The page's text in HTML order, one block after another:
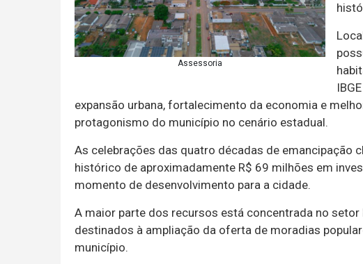
Assessoria
expansão urbana, fortalecimento da economia e
protagonismo do município no cenário estadual.
As celebrações das quatro décadas de emancipação
histórico de aproximadamente R$ 69 milhões em
momento de desenvolvimento para a cidade.
A maior parte dos recursos está concentrada no
destinados à ampliação da oferta de moradias
município.